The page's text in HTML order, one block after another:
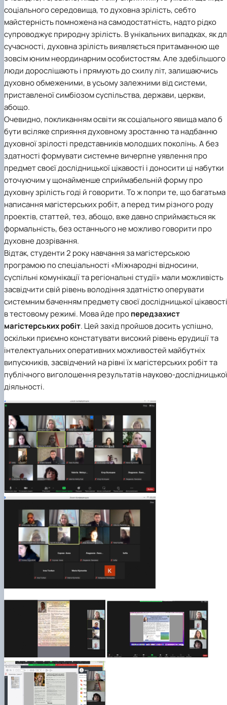
Підготовка до вступу в аспірантуру
Правила прийому 2026
Контактні дані
Профорієнтаційна діяльність
Профорієнтаційна робота
Дні відкритих дверей
Інформація і політика
HistoryEU
соціального середовища, то духовна зрілість, себто
майстерність помножена на самодостатність, надто рідко
супроводжує природну зрілість. В унікальних випадках, як
сучасності, духовна зрілість виявляється притаманною ще
зовсім юним неординарним особистостям. Але здебільшого
люди дорослішають і прямують до схилу літ, залишаючись
духовно обмеженими, в усьому залежними від системи,
приставленої симбіозом суспільства, держави, церкви,
абощо.
Очевидно, покликанням освіти як соціального явища мало б
бути всіляке сприяння духовному зростанню та надбанню
духовної зрілості представників молодших поколінь. А без
здатності формувати системне вичерпне уявлення про
предмет своєї дослідницької цікавості і доносити ці набутки
оточуючим у щонайменше сприймабельній форму про
духовну зрілість годі й говорити. То ж попри те, що багатьма
написання магістерських робіт, а перед тим різного роду
проектів, статтей, тез, абощо, вже давно сприймається як
формальність, без останнього не можливо говорити про
духовне дозрівання.
Відтак,студенти 2 року навчання за магістерською
програмоюпо спеціальності «Міжнародні відносини,
суспільні комунікації та регіональні студії» мали можливість
засвідчити свій рівень володіння здатністю оперувати
системним баченням предмету своєї дослідницької цікавості
в тестовому режимі. Мова йде пропередзахист
магістерських робіт. Цей захід пройшов досить успішно,
оскільки приємно констатувати високий рівень ерудиції та
інтелектуальних оперативних можливостей майбутніх
випускників, засвідчений на рівні їх магістерських робіт та
публічного виголошення результатів науково-дослідницької
діяльності.